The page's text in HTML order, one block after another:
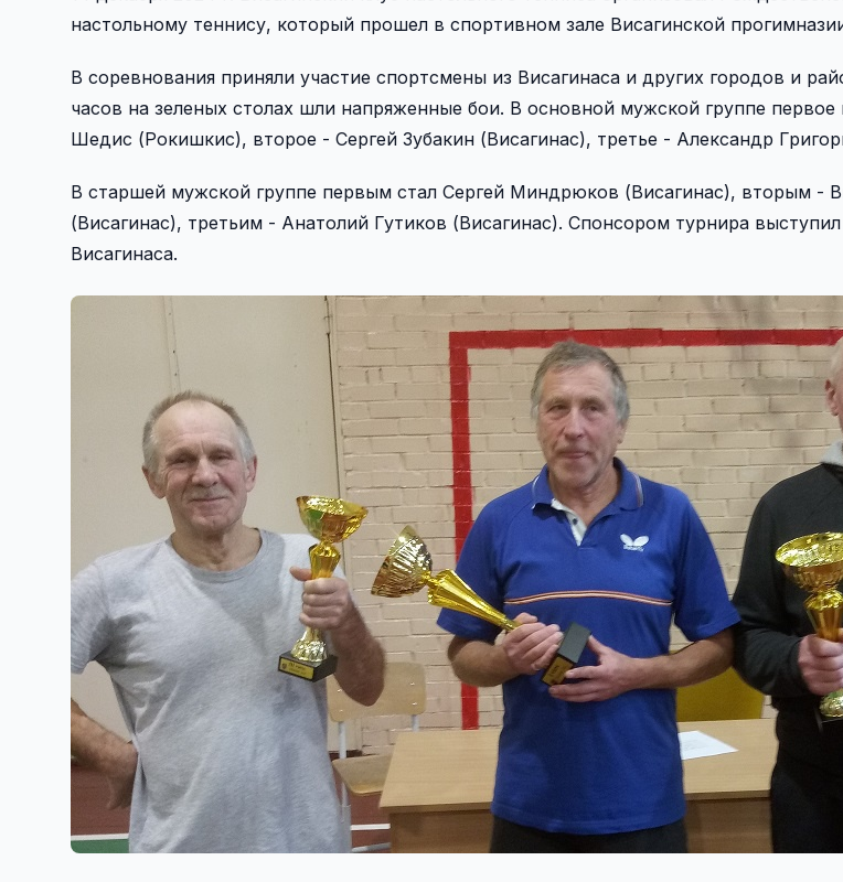
настольному теннису, который прошел в спортивном зале Висагинской
В соревнования приняли участие спортсмены из Висагинаса и других городов и
часов на зеленых столах шли напряженные бои. В основной мужской группе первое
Шедис (Рокишкис), второе - Сергей Зубакин (Висагинас), третье - Александр
В старшей мужской группе первым стал Сергей Миндрюков (Висагинас), вторым -
(Висагинас), третьим - Анатолий Гутиков (Висагинас). Спонсором турнира
Висагинаса.